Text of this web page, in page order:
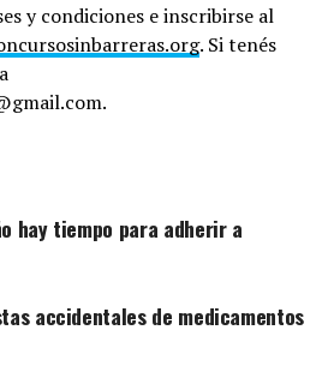
y condiciones e inscribirse al
. Si tenés
.
hay tiempo para adherir a
accidentales de medicamentos